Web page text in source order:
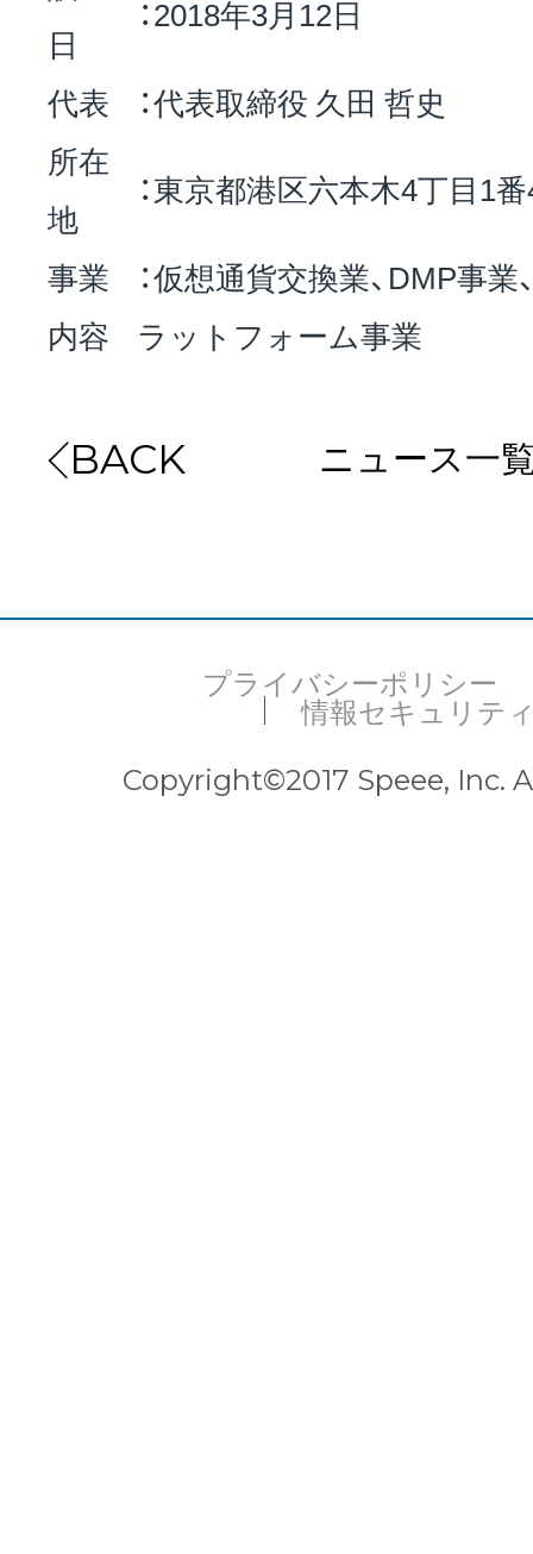
日
：2018年3月12日
代表
：代表取締役 久田 哲史
所在
地
：東京都港区六本木4丁目1
事業
内容
：仮想通貨交換業、DMP事
ラットフォーム事業
BACK ニュース一
プライバシーポリシー
情報セキュリテ
Copyright©2017 Speee, Inc.